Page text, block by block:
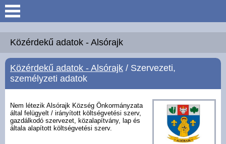
Keresés
Köszöntő
Hírek
Polgármesteri Hivatal
Közérdekű adatok - Alsórajk
Közérdekű adatok - Alsórajk / Szervezeti,
személyzeti adatok
Nem létezik Alsórajk Község Önkormányzata
által felügyelt / irányított költségvetési szerv,
gazdálkodó szervezet, közalapítvány, lap és
általa alapított költségvetési szerv.